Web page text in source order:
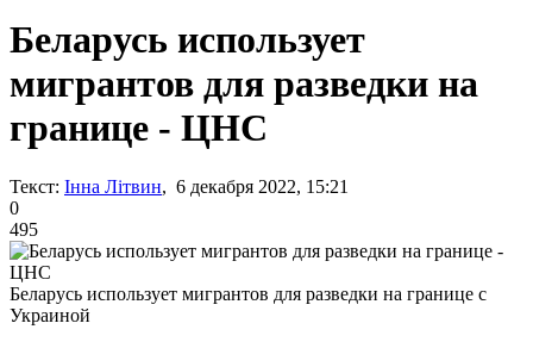
Беларусь использует
мигрантов для разведки на
границе - ЦНС
Текст: Інна Літвин, 6 декабря 2022, 15:21
0
495
Беларусь использует мигрантов для разведки на границе с
Украиной